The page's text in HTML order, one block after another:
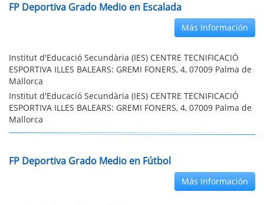
FP Deportiva Grado Medio en Escalada
Más Información
Institut d'Educació Secundària (IES) CENTRE TECNIFICACIÓ
ESPORTIVA ILLES BALEARS: GREMI FONERS, 4, 07009 Palma de
Mallorca
Institut d'Educació Secundària (IES) CENTRE TECNIFICACIÓ
ESPORTIVA ILLES BALEARS: GREMI FONERS, 4, 07009 Palma de
Mallorca
FP Deportiva Grado Medio en Fútbol
Más Información